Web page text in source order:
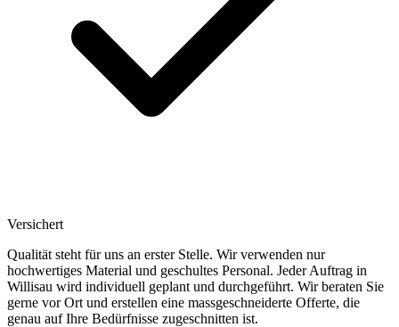
Versichert
Qualität steht für uns an erster Stelle. Wir verwenden nur
hochwertiges Material und geschultes Personal. Jeder Auftrag in
Willisau wird individuell geplant und durchgeführt. Wir beraten Sie
gerne vor Ort und erstellen eine massgeschneiderte Offerte, die
genau auf Ihre Bedürfnisse zugeschnitten ist.